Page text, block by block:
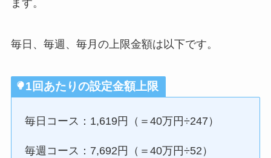
ます。
毎日、毎週、毎月の上限金額は以下です。
1回あたりの設定金額上限
毎日コース：1,619円（＝40万円÷247）
毎週コース：7,692円（＝40万円÷52）